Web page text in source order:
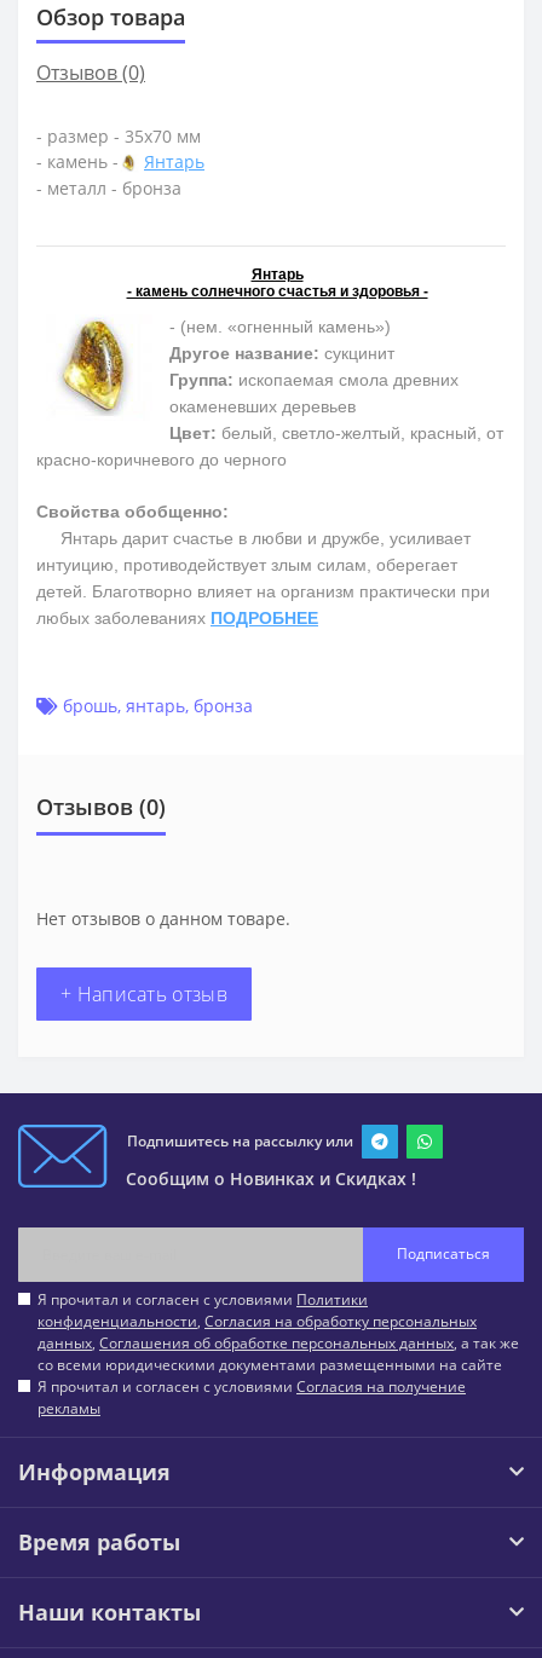
Обзор товара
Отзывов (0)
- размер - 35х70 мм
- камень -
Янтарь
- металл - бронза
Янтарь
- камень солнечного счастья и здоровья -
- (нем. «огненный камень»)
Другое название: сукцинит
Группа: ископаемая смола древних
окаменевших деревьев
Цвет: белый, светло-желтый, красный, от
красно-коричневого до черного
Свойства обобщенно:
Янтарь дарит счастье в любви и дружбе, усиливает
интуицию, противодействует злым силам, оберегает
детей. Благотворно влияет на организм практически при
любых заболеваниях ПОДРОБНЕЕ
брошь, янтарь, бронза
Отзывов (0)
Нет отзывов о данном товаре.
+ Написать отзыв
Подпишитесь на рассылку или
Сообщим о Новинках и Скидках !
Подписаться
Я прочитал и согласен с условиями Политики
конфиденциальности, Согласия на обработку персональных
данных, Соглашения об обработке персональных данных, а так же
со всеми юридическими документами размещенными на сайте
Я прочитал и согласен с условиями Согласия на получение
рекламы
Информация
Время работы
Наши контакты